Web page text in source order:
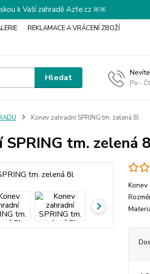
k Vaší zahradě Azte.cz ※※
REKLAMACE A VRÁCENÍ ZBOŽÍ
Hledat
Po -
Konev zahradní SPRING tm. zelená 8l
SPRING tm. zelená
Konev